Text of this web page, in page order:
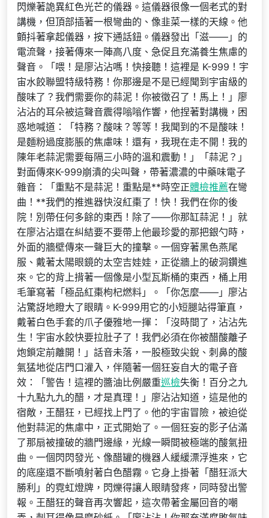
閃爍著詭異紅色光芒的儀器。這儀器很像一個老式的對
講機，但頂部插著一根彎曲的、像韭菜一樣的天線。他
顫抖著拿起儀器，按下通話鈕。儀器發出「滋——」的
電流聲，接著傳來一陣高八度、急促且充滿養生焦慮的
聲音。「喂！是廖沾沾嗎！快接聽！這裡是 K-999！宇
宙水餃聯盟特級特務！你那邊是不是已經聞到宇宙級的
酸味了？我們需要你的蒜泥！你被徵召了！馬上！」廖
沾沾的耳朵被這聲音震得嗡嗡作響，他捏著對講機，困
惑地喊道：「特務？酸味？等等！我聞到的不是酸味！
是麵粉過度膨脹的焦慮味！還有，我現在走不開！我的
陳年老蒜泥需要每隔三小時的溫和震動！」「蒜泥？」
對面傳來K-999崩潰的尖叫聲，帶著濃濃的中藥味電子
雜音：「重點不是蒜泥！重點是**時空正體檢推薦在彎
曲！**我們的推進器快沒紅棗了！快！我們在你的後
院！別帶任何多餘的東西！除了——你那缸蒜泥！」就
在廖沾沾還在糾結要不要帶上他最珍愛的那把銀勺時，
外面的牆壁傳來一聲巨大的撞擊。一個穿著黑色燕尾
服、戴著太陽眼鏡的太空吉娃娃，正從牆上的破洞鑽進
來。它的背上揹著一個像是小型瓦斯桶的東西，桶上用
毛筆寫著「極品紅棗枸杞燃料」。「你怎麼——」廖沾
沾驚訝地瞪大了眼睛。K-999用它的小短腿站得筆直，
戴著白色手套的爪子優雅地一揮：「沒時間了，沾沾先
生！宇宙水餃快要拉肚子了！我們必須在你被醋酸離子
炮鎖定前離開！」話音未落，一股極致尖銳、刺鼻的酸
氣猛地從店門口灌入，伴隨著一個狂妄自大的電子音
效：「警告！這裡的醬油比例嚴重巡檢失衡！百分之九
十九點九九的醋，才是真理！」廖沾沾知道，這是他的
宿敵，王醋狂，已經找上門了。他的宇宙冒險，被迫從
他對蒜泥的焦慮中，正式開始了。一個狂妄的影子佔滿
了那扇被撞破的牆門邊緣，光線一瞬間被極端的酸氣扭
曲。一個閃閃發光、像醋罐的機器人緩緩漂浮進來，它
的底座還不斷噴射著白色醋霧。它身上掛著「醋狂派大
勝利」的霓虹燈牌，閃爍得讓人眼睛發疼，同時發出警
報。王醋狂的聲音再次響起，這次帶著金屬回音的嘲